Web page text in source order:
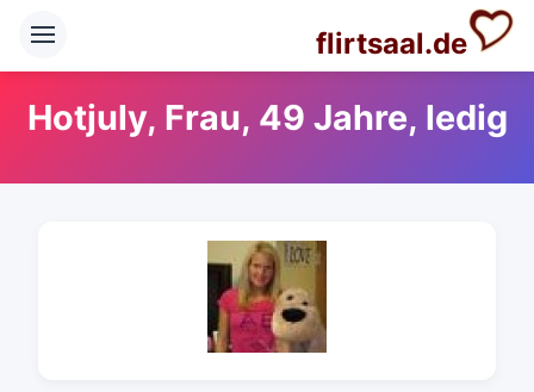
flirtsaal.de
Hotjuly, Frau, 49 Jahre, ledig